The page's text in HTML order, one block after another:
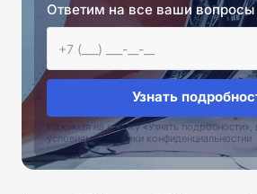
Ответим на все ваши вопросы
Узнать
Нажимая на кнопку «Узнать подробности»,
условиями политики конфиденциальностии